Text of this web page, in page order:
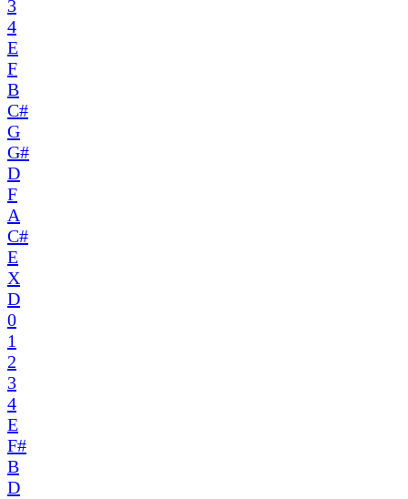
3
4
E
F
B
C#
G
G#
D
F
A
C#
E
X
D
0
1
2
3
4
E
F#
B
D